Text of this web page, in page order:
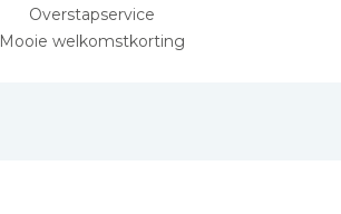
Overstapservice
Mooie welkomstkorting